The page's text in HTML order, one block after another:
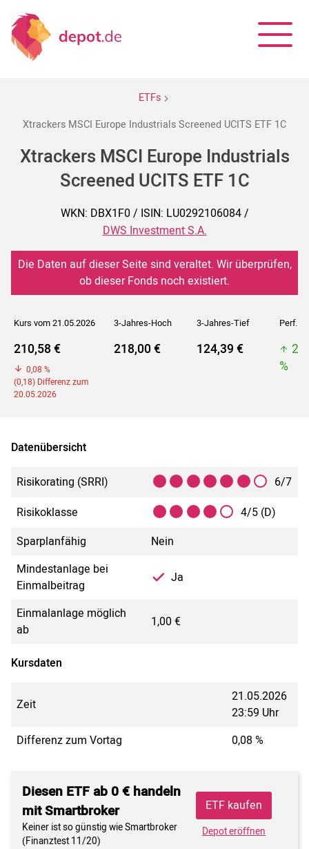
ETFs
Xtrackers MSCI Europe Industrials Screened UCITS ETF 1C
Xtrackers MSCI Europe Industrials
Screened UCITS ETF 1C
WKN: DBX1F0 / ISIN: LU0292106084 /
DWS Investment S.A.
Die Daten auf dieser Seite sind veraltet. Wir überprüfen,
ob dieser Fonds noch existiert.
Kurs vom 21.05.2026 3-Jahres-Hoch 3-Jahres-Tief Perf. 5J
210,58 €
0,08 %
(0,18) Differenz zum
20.05.2026
218,00 € 124,39 €
%
Datenübersicht
Risikorating (SRRI)
6/7
Risikoklasse
4/5 (D)
Sparplanfähig
Nein
Mindestanlage bei
Einmalbeitrag
Ja
Einmalanlage möglich
ab
1,00 €
Kursdaten
Zeit
21.05.2026
23:59 Uhr
Differenz zum Vortag
0,08 %
Diesen ETF ab 0 € handeln
mit Smartbroker
Keiner ist so günstig wie Smartbroker
(Finanztest 11/20)
ETF kaufen
Depot eröffnen